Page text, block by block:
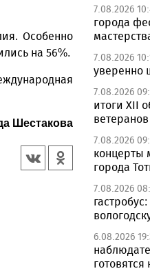
Особенно
на 56%.
Шестакова
7.08.2026
города
7.08.2026
уверенно
7.08.2026
итоги XII
7.08.2026
концерты
города
7.08.2026
6.08.2026